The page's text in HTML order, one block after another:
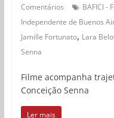
Comentários
BAFICI -
Independente de Buenos
Jamille Fortunato, Lara
Senna
Filme acompanha
Conceição Senna
Ler mais